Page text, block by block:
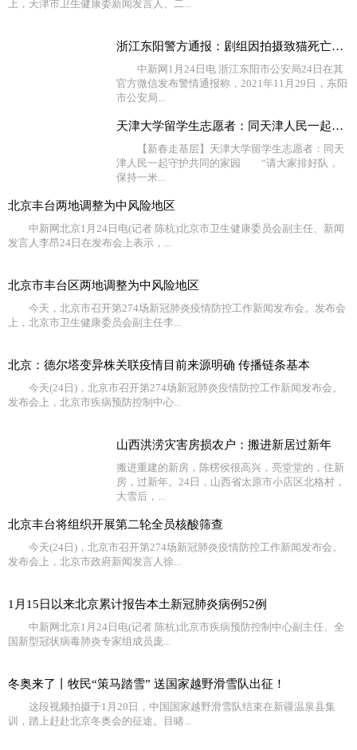
上，天津市卫生健康委新闻发言人、二...
浙江东阳警方通报：剧组因拍摄致猫死亡等事实不成立
中新网1月24日电 浙江东阳市公安局24日在其
官方微信发布警情通报称，2021年11月29日，东阳
市公安局...
天津大学留学生志愿者：同天津人民一起守护共同的家园
【新春走基层】天津大学留学生志愿者：同天
津人民一起守护共同的家园 “请大家排好队，
保持一米...
北京丰台两地调整为中风险地区
中新网北京1月24日电(记者 陈杭)北京市卫生健康委员会副主任、新闻
发言人李昂24日在发布会上表示，...
北京市丰台区两地调整为中风险地区
今天，北京市召开第274场新冠肺炎疫情防控工作新闻发布会。发布会
上，北京市卫生健康委员会副主任李...
北京：德尔塔变异株关联疫情目前来源明确 传播链条基本
今天(24日)，北京市召开第274场新冠肺炎疫情防控工作新闻发布会。
发布会上，北京市疾病预防控制中心...
山西洪涝灾害房损农户：搬进新居过新年
搬进重建的新房，陈楞侯很高兴，亮堂堂的，住新
房，过新年。24日，山西省太原市小店区北格村，
大雪后，...
北京丰台将组织开展第二轮全员核酸筛查
今天(24日)，北京市召开第274场新冠肺炎疫情防控工作新闻发布会。
发布会上，北京市政府新闻发言人徐...
1月15日以来北京累计报告本土新冠肺炎病例52例
中新网北京1月24日电(记者 陈杭)北京市疾病预防控制中心副主任、全
国新型冠状病毒肺炎专家组成员庞...
冬奥来了丨牧民“策马踏雪” 送国家越野滑雪队出征！
这段视频拍摄于1月20日，中国国家越野滑雪队结束在新疆温泉县集
训，踏上赶赴北京冬奥会的征途。目睹...